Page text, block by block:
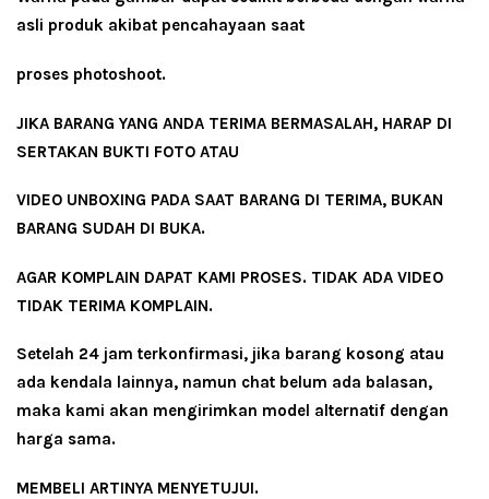
asli produk akibat pencahayaan saat
proses photoshoot.
JIKA BARANG YANG ANDA TERIMA BERMASALAH, HARAP DI
SERTAKAN BUKTI FOTO ATAU
VIDEO UNBOXING PADA SAAT BARANG DI TERIMA, BUKAN
BARANG SUDAH DI BUKA.
AGAR KOMPLAIN DAPAT KAMI PROSES. TIDAK ADA VIDEO
TIDAK TERIMA KOMPLAIN.
Setelah 24 jam terkonfirmasi, jika barang kosong atau
ada kendala lainnya, namun chat belum ada balasan,
maka kami akan mengirimkan model alternatif dengan
harga sama.
MEMBELI ARTINYA MENYETUJUI.